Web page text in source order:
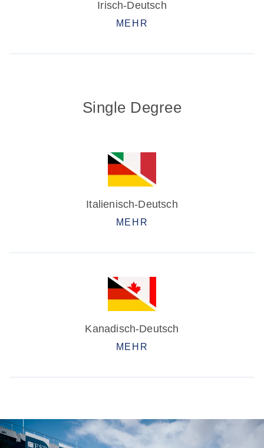
Irisch-Deutsch
MEHR
Single Degree
Italienisch-Deutsch
MEHR
Kanadisch-Deutsch
MEHR